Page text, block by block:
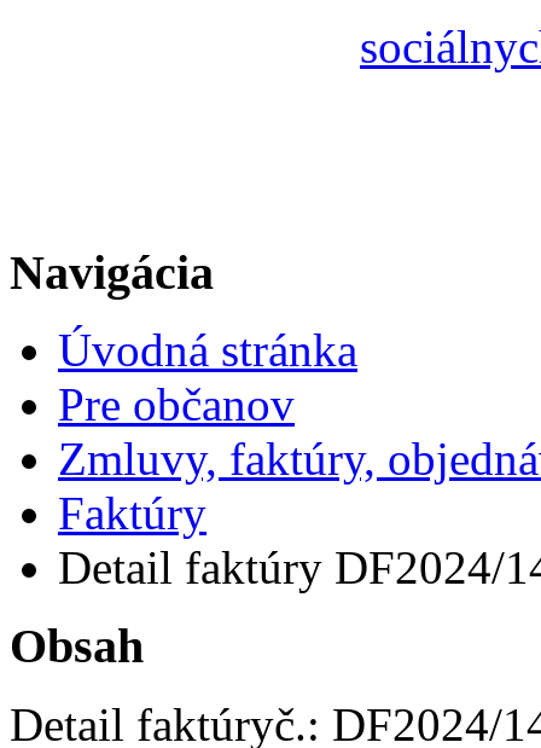
Navigácia
Úvodná stránka
Pre občanov
Zmluvy, faktúry,
Faktúry
Detail faktúry DF2024/
Obsah
Detail faktúryč.: DF2024/